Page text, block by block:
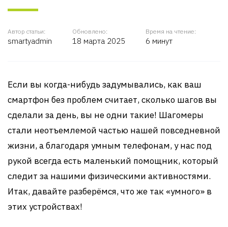
Автор статьи:
smartyadmin
Обновлено:
18 марта 2025
Время на чтение:
6 минут
Если вы когда-нибудь задумывались, как ваш
смартфон без проблем считает, сколько шагов вы
сделали за день, вы не одни такие! Шагомеры
стали неотъемлемой частью нашей повседневной
жизни, а благодаря умным телефонам, у нас под
рукой всегда есть маленький помощник, который
следит за нашими физическими активностями.
Итак, давайте разберёмся, что же так «умного» в
этих устройствах!